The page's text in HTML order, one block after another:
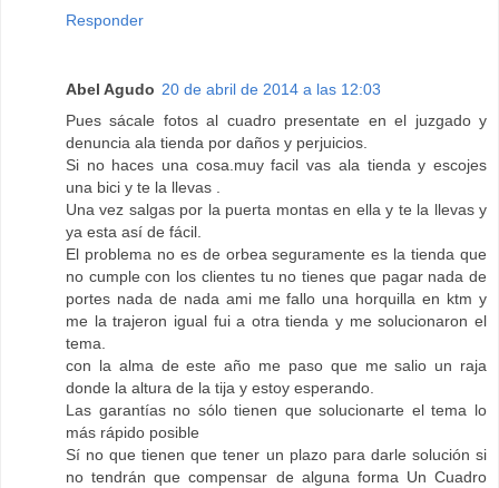
Responder
Abel Agudo 20 de abril de 2014 a las 12:03
Pues sácale fotos al cuadro presentate en el juzgado y
denuncia ala tienda por daños y perjuicios.
Si no haces una cosa.muy facil vas ala tienda y escojes
una bici y te la llevas .
Una vez salgas por la puerta montas en ella y te la llevas y
ya esta así de fácil.
El problema no es de orbea seguramente es la tienda que
no cumple con los clientes tu no tienes que pagar nada de
portes nada de nada ami me fallo una horquilla en ktm y
me la trajeron igual fui a otra tienda y me solucionaron el
tema.
con la alma de este año me paso que me salio un raja
donde la altura de la tija y estoy esperando.
Las garantías no sólo tienen que solucionarte el tema lo
más rápido posible
Sí no que tienen que tener un plazo para darle solución si
no tendrán que compensar de alguna forma Un Cuadro